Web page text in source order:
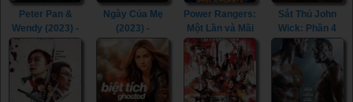
Peter Pan &
Wendy (2023) -
Peter Pan &
Wendy (2023)
Ngày Của Mẹ
(2023) -
Mother's Day
(2023)
Power Rangers:
Một Lần và Mãi
Mãi (2023) -
Mighty Morphin
Power Rangers:
Once & Always
(2023)
Sát Thủ John
Wick: Phần 4
(2023) - John
Wick: Chapter 4